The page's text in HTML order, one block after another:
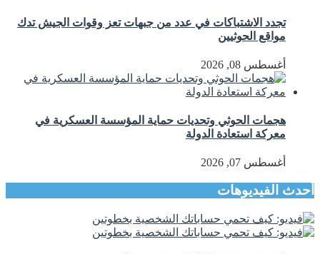
تجدد الاشتباكات في عدد من جبهات تعز وقوات الجيش تدك
مواقع الحوثيين
أغسطس 08, 2026
هجمات الحوثي وتحديات حماية المؤسسة العسكرية في
معركة استعادة الدولة
أغسطس 07, 2026
أحدث الفيديوهات